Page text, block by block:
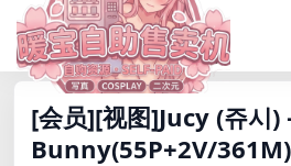
[会员][视图]Jucy (쥬시)
Bunny(55P+2V/361M)